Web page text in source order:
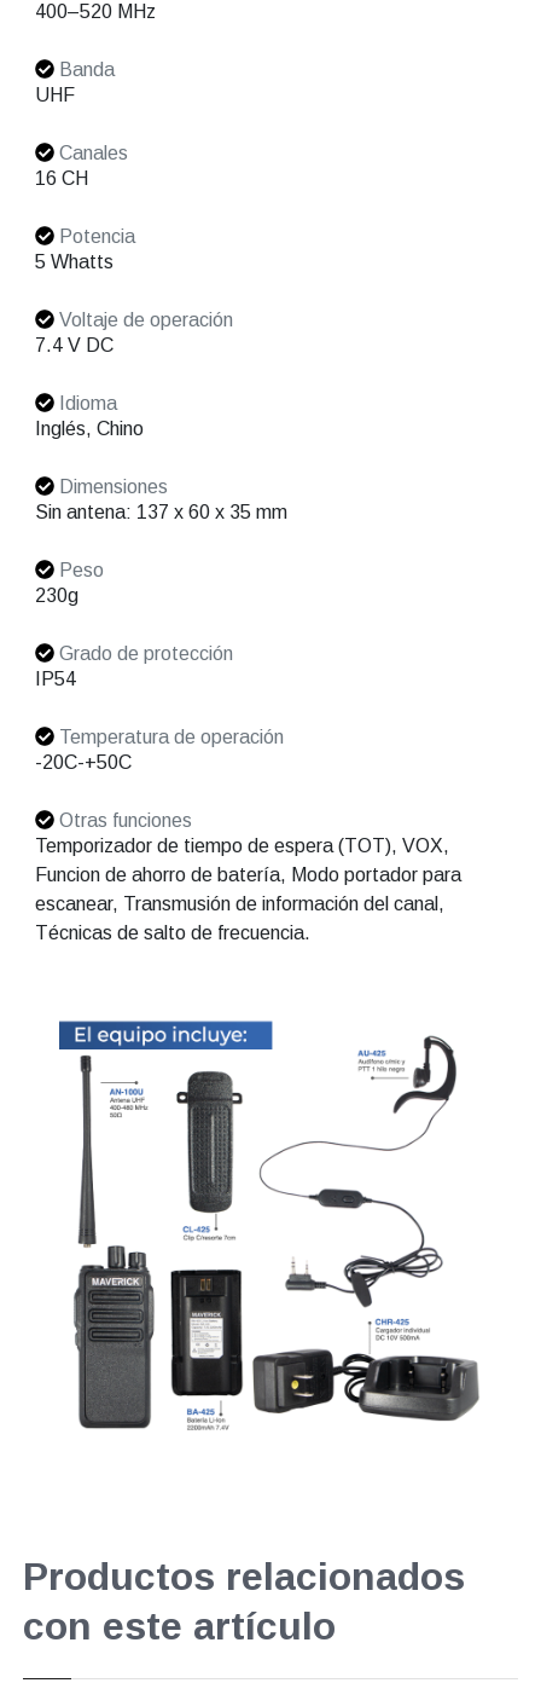
400–520 MHz
Banda
UHF
Canales
16 CH
Potencia
5 Whatts
Voltaje de operación
7.4 V DC
Idioma
Inglés, Chino
Dimensiones
Sin antena: 137 x 60 x 35 mm
Peso
230g
Grado de protección
IP54
Temperatura de operación
-20C-+50C
Otras funciones
Temporizador de tiempo de espera (TOT), VOX,
Funcion de ahorro de batería, Modo portador para
escanear, Transmusión de información del canal,
Técnicas de salto de frecuencia.
Productos relacionados
con este artículo